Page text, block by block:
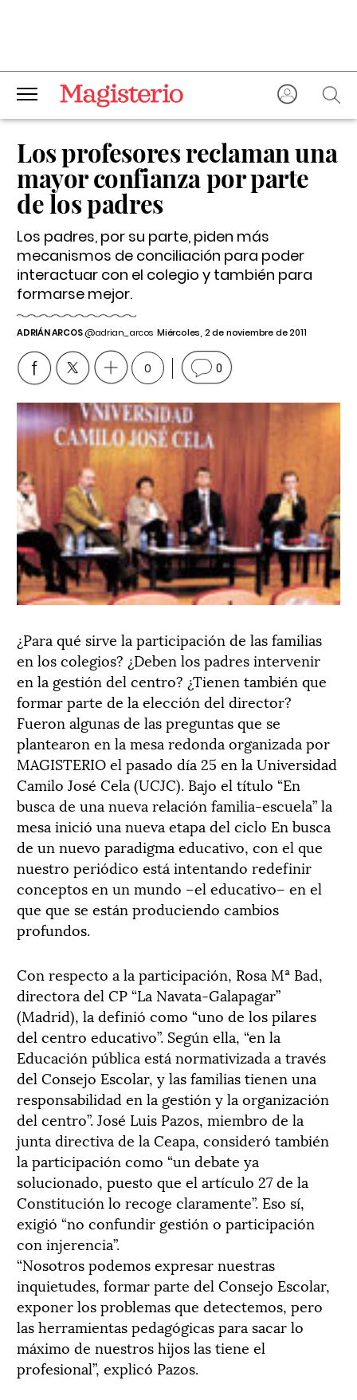
Los profesores reclaman una
mayor confianza por parte
de los padres
Los padres, por su parte, piden más
mecanismos de conciliación para poder
interactuar con el colegio y también para
formarse mejor.
ADRIÁN ARCOS@adrian_arcos Miércoles, 2 de noviembre de 2011
0 0
¿Para qué sirve la participación de las familias
en los colegios? ¿Deben los padres intervenir
en la gestión del centro? ¿Tienen también que
formar parte de la elección del director?
Fueron algunas de las preguntas que se
plantearon en la mesa redonda organizada por
MAGISTERIO el pasado día 25 en la Universidad
Camilo José Cela (UCJC). Bajo el título “En
busca de una nueva relación familia-escuela” la
mesa inició una nueva etapa del ciclo En busca
de un nuevo paradigma educativo, con el que
nuestro periódico está intentando redefinir
conceptos en un mundo –el educativo– en el
que que se están produciendo cambios
profundos.
Con respecto a la participación, Rosa Mª Bad,
directora del CP “La Navata-Galapagar”
(Madrid), la definió como “uno de los pilares
del centro educativo”. Según ella, “en la
Educación pública está normativizada a través
del Consejo Escolar, y las familias tienen una
responsabilidad en la gestión y la organización
del centro”. José Luis Pazos, miembro de la
junta directiva de la Ceapa, consideró también
la participación como “un debate ya
solucionado, puesto que el artículo 27 de la
Constitución lo recoge claramente”. Eso sí,
exigió “no confundir gestión o participación
con injerencia”.
“Nosotros podemos expresar nuestras
inquietudes, formar parte del Consejo Escolar,
exponer los problemas que detectemos, pero
las herramientas pedagógicas para sacar lo
máximo de nuestros hijos las tiene el
profesional”, explicó Pazos.